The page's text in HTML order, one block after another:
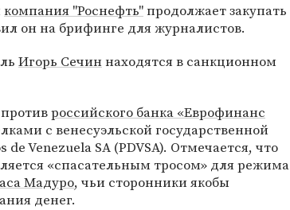
компания "Роснефть"продолжает закупать
он на брифинге для журналистов.
Игорь Сечиннаходятся в санкционном
российского банка «Еврофинанс
с венесуэльской государственной
Venezuela SA (PDVSA). Отмечается, что
«спасательным тросом» для режима
Мадуро, чьи сторонники якобы
денег.